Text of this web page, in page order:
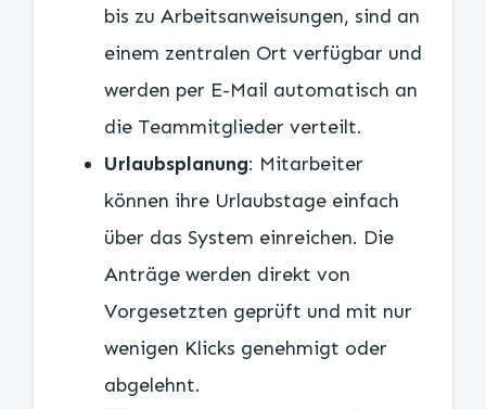
bis zu Arbeitsanweisungen, sind an
einem zentralen Ort verfügbar und
werden per E-Mail automatisch an
die Teammitglieder verteilt.
Urlaubsplanung: Mitarbeiter
können ihre Urlaubstage einfach
über das System einreichen. Die
Anträge werden direkt von
Vorgesetzten geprüft und mit nur
wenigen Klicks genehmigt oder
abgelehnt.